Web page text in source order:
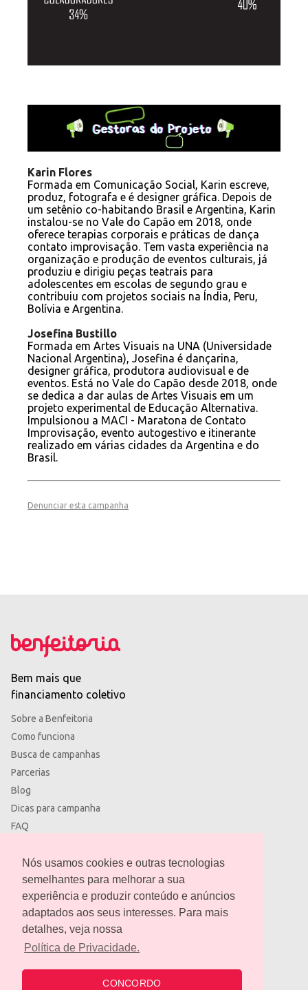
Nós usamos cookies e outras tecnologias
semelhantes para melhorar a sua
experiência e produzir conteúdo e anúncios
adaptados aos seus interesses. Para mais
detalhes, veja nossa
Política de Privacidade.
CONCORDO
Karin Flores
Formada em Comunicação Social, Karin escreve,
produz, fotografa e é designer gráfica. Depois de
um setênio co-habitando Brasil e Argentina, Karin
instalou-se no Vale do Capão em 2018, onde
oferece terapias corporais e práticas de dança
contato improvisação. Tem vasta experiência na
organização e produção de eventos culturais, já
produziu e dirigiu peças teatrais para
adolescentes em escolas de segundo grau e
contribuiu com projetos sociais na Índia, Peru,
Bolívia e Argentina.
Josefina Bustillo
Formada em Artes Visuais na UNA (Universidade
Nacional Argentina), Josefina é dançarina,
designer gráfica, produtora audiovisual e de
eventos. Está no Vale do Capão desde 2018, onde
se dedica a dar aulas de Artes Visuais em um
projeto experimental de Educação Alternativa.
Impulsionou a MACI - Maratona de Contato
Improvisação, evento autogestivo e itinerante
realizado em várias cidades da Argentina e do
Brasil.
Denunciar esta campanha
Bem mais que
financiamento coletivo
Sobre a Benfeitoria
Como funciona
Busca de campanhas
Parcerias
Blog
Dicas para campanha
FAQ
Política de privacidade
contato@benfeitoria.com